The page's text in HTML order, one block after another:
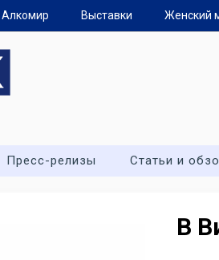
Алкомир Выставки Женский
Пресс-релизы Статьи и
В